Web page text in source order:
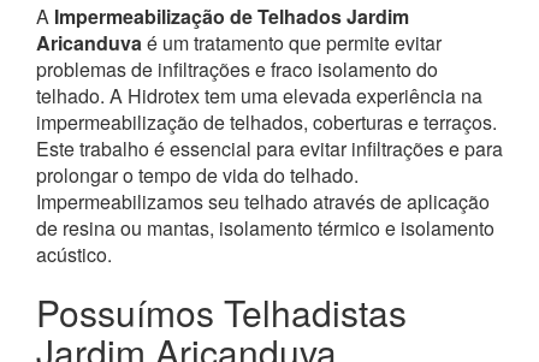
A Impermeabilização de Telhados Jardim
Aricanduvaé um tratamento que permite evitar
problemas de infiltrações e fraco isolamento do
telhado. A Hidrotex tem uma elevada experiência na
impermeabilização de telhados, coberturas e terraços.
Este trabalho é essencial para evitar infiltrações e para
prolongar o tempo de vida do telhado.
Impermeabilizamos seu telhado através de aplicação
de resina ou mantas, isolamento térmico e isolamento
acústico.
Possuímos Telhadistas
Jardim Aricanduva